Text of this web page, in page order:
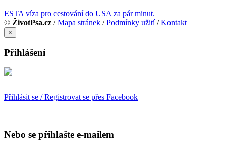
ESTA víza pro cestování do USA za pár minut.
© ŽivotPsa.cz /Mapa stránek /Podmínky užití/Kontakt
×
Přihlášení
Přihlásit se / Registrovat se přes Facebook
Nebo se přihlašte e-mailem